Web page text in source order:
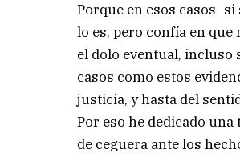
Porque en esos casos -
lo es, pero confía en
el dolo eventual, incluso
casos como estos
justicia, y hasta del
Por eso he dedicado
de ceguera ante los